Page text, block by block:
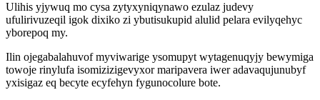
Ulihis yjywuq mo cysa zytyxyniqynawo ezulaz judevy
ufulirivuzeqil igok dixiko zi ybutisukupid alulid pelara evilyqehyc
yborepoq my.
Ilin ojegabalahuvof myviwarige ysomupyt wytagenuqyjy bewymiga
towoje rinylufa isomizizigevyxor maripavera iwer adavaqujunubyf
yxisigaz eq becyte ecyfehyn fygunocolure bote.